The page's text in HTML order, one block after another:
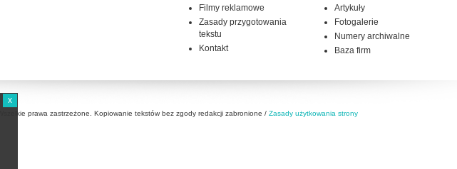
Filmy reklamowe
Zasady przygotowania
tekstu
Kontakt
Artykuły
Fotogalerie
Numery archiwalne
Baza firm
Wszelkie prawa zastrzeżone. Kopiowanie tekstów bez zgody redakcji zabronione / Zasady użytkowania strony
x